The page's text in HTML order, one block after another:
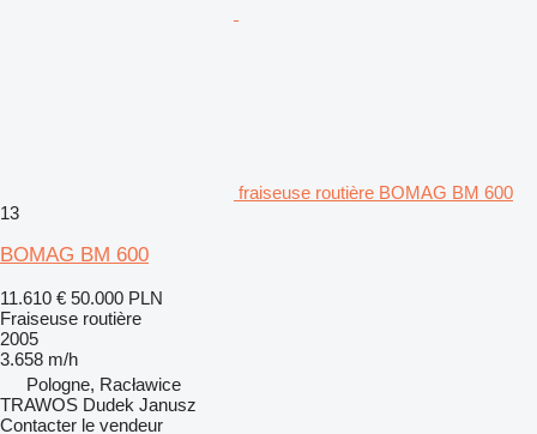
fraiseuse routière BOMAG BM 600
13
BOMAG BM 600
11.610 € 50.000 PLN
Fraiseuse routière
2005
3.658 m/h
Pologne, Racławice
TRAWOS Dudek Janusz
Contacter le vendeur